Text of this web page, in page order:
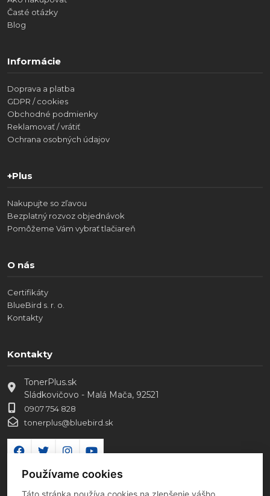
Časté otázky
Blog
Informácie
Doprava a platba
GDPR / cookies
Obchodné podmienky
Reklamovať / vrátiť
Ochrana osobných údajov
+Plus
Nakupujte so zľavou
Bezplatný rozvoz objednávok
Pomôžeme Vám vybrať tlačiareň
O nás
Certifikáty
BlueBird s. r. o.
Kontakty
Kontakty
TonerPlus.sk
Sládkovičovo - Malá Mača, 92521
0907 754 828
tonerplus@bluebird.sk
Používame cookies
Táto stránka používa cookies na zlepšenie vášho